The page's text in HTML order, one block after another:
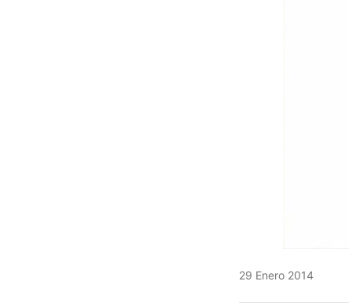
29 Enero 2014